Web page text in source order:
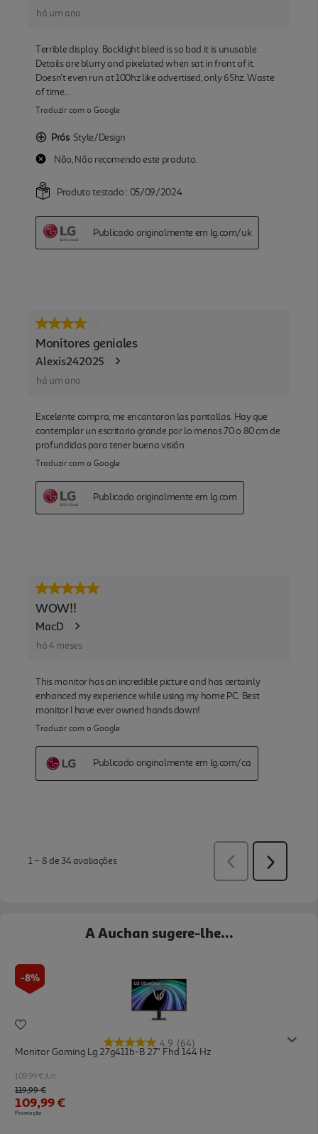
A Auchan sugere-lhe...
-8%
4.9 (64)
Monitor Gaming Lg 27g411b-B 27'' Fhd 144 Hz
109.99 €/un
Price reduced from
119,99 €to
109,99 €
Promoção